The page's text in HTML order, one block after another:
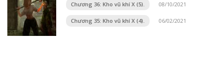
Chương 36: Kho vũ khí X (5). 08/10/2021
Chương 35: Kho vũ khí X (4). 06/02/2021